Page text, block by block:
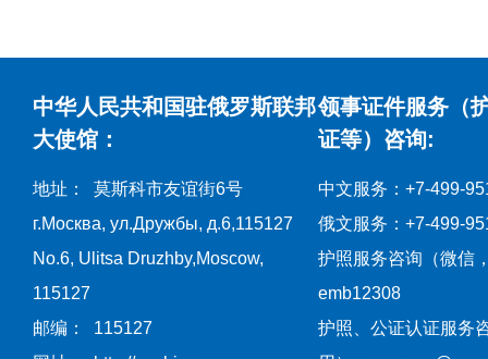
中华人民共和国驻俄罗斯联邦
大使馆：
地址： 莫斯科市友谊街6号
г.Москва, ул.Дружбы, д.6,115127
No.6, Ulitsa Druzhby,Moscow,
115127
邮编： 115127
领事证件服务（
证等）咨询:
中文服务：+7-499-
俄文服务：+7-499-
护照服务咨询（微信
emb12308
护照、公证认证服务